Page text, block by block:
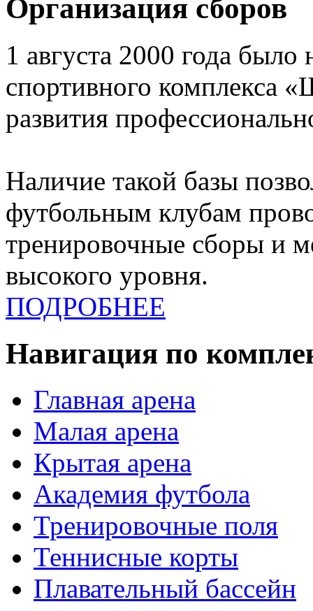
Организация сборов
1 августа 2000 года было
спортивного комплекса
развития
Наличие такой базы
футбольным клубам
тренировочные сборы и
высокого уровня.
ПОДРОБНЕЕ
Навигация по
Главная арена
Малая арена
Крытая арена
Академия футбола
Тренировочные поля
Теннисные корты
Плавательный бассейн